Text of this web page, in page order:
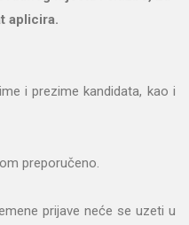
aplicira.
i prezime kandidata, kao i
preporučeno.
prijave neće se uzeti u